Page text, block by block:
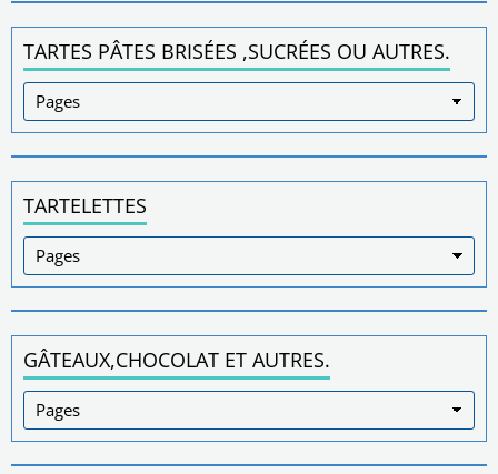
TARTES PÂTES BRISÉES ,SUCRÉES OU AUTRES.
TARTELETTES
GÂTEAUX,CHOCOLAT ET AUTRES.